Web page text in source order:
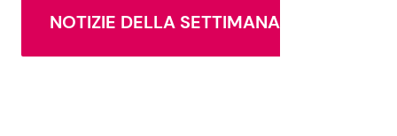
NOTIZIE DELLA SETTIMANA